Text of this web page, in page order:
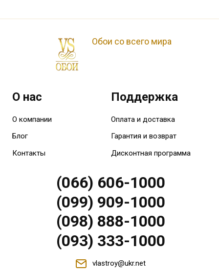
Обои со всего мира
О нас
О компании
Блог
Контакты
Поддержка
Оплата и доставка
Гарантия и возврат
Дисконтная программа
(066) 606-1000
(099) 909-1000
(098) 888-1000
(093) 333-1000
vlastroy@ukr.net